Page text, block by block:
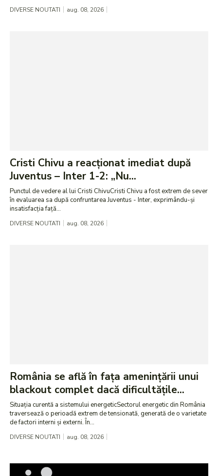
DIVERSE NOUTATI aug. 08, 2026
Cristi Chivu a reacționat imediat după
Juventus – Inter 1-2: „Nu...
Punctul de vedere al lui Cristi ChivuCristi Chivu a fost extrem de sever
în evaluarea sa după confruntarea Juventus - Inter, exprimându-și
insatisfacția față...
DIVERSE NOUTATI aug. 08, 2026
România se află în fața amenințării unui
blackout complet dacă dificultățile...
Situația curentă a sistemului energeticSectorul energetic din România
traversează o perioadă extrem de tensionată, generată de o varietate
de factori interni și externi. În...
DIVERSE NOUTATI aug. 08, 2026